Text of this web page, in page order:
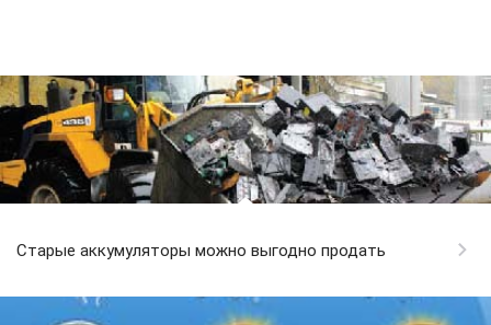
Старые аккумуляторы можно выгодно продать